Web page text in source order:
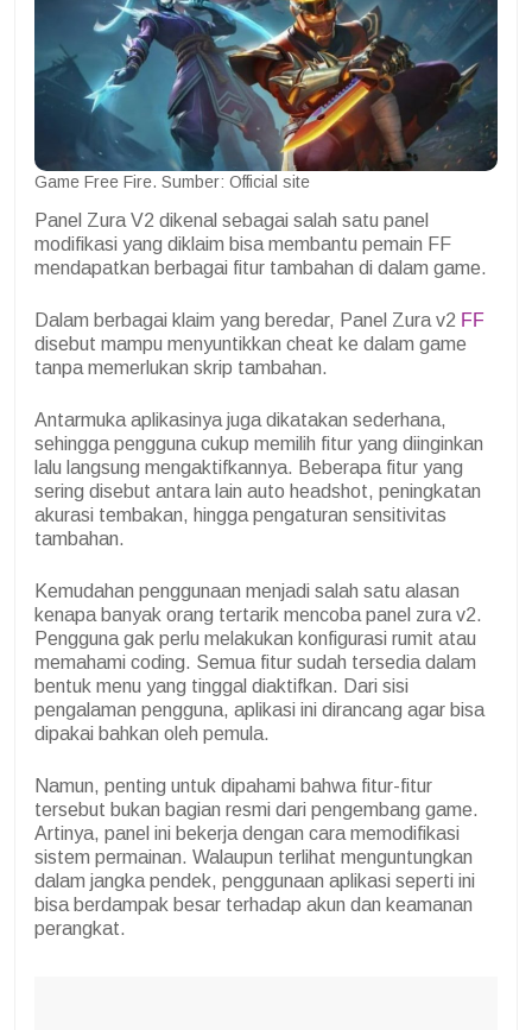
Game Free Fire. Sumber: Official site
Panel Zura V2 dikenal sebagai salah satu panel
modifikasi yang diklaim bisa membantu pemain FF
mendapatkan berbagai fitur tambahan di dalam game.
Dalam berbagai klaim yang beredar, Panel Zura v2 FF
disebut mampu menyuntikkan cheat ke dalam game
tanpa memerlukan skrip tambahan.
Antarmuka aplikasinya juga dikatakan sederhana,
sehingga pengguna cukup memilih fitur yang diinginkan
lalu langsung mengaktifkannya. Beberapa fitur yang
sering disebut antara lain auto headshot, peningkatan
akurasi tembakan, hingga pengaturan sensitivitas
tambahan.
Kemudahan penggunaan menjadi salah satu alasan
kenapa banyak orang tertarik mencoba panel zura v2.
Pengguna gak perlu melakukan konfigurasi rumit atau
memahami coding. Semua fitur sudah tersedia dalam
bentuk menu yang tinggal diaktifkan. Dari sisi
pengalaman pengguna, aplikasi ini dirancang agar bisa
dipakai bahkan oleh pemula.
Namun, penting untuk dipahami bahwa fitur-fitur
tersebut bukan bagian resmi dari pengembang game.
Artinya, panel ini bekerja dengan cara memodifikasi
sistem permainan. Walaupun terlihat menguntungkan
dalam jangka pendek, penggunaan aplikasi seperti ini
bisa berdampak besar terhadap akun dan keamanan
perangkat.